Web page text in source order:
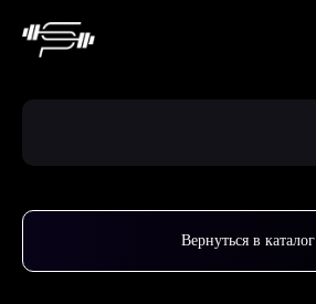
Вернуться в каталог